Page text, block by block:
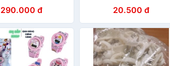
290.000 đ
thao giá rẻ cho bé trai, gái
3,4,5,6 tuổi
20.500 đ